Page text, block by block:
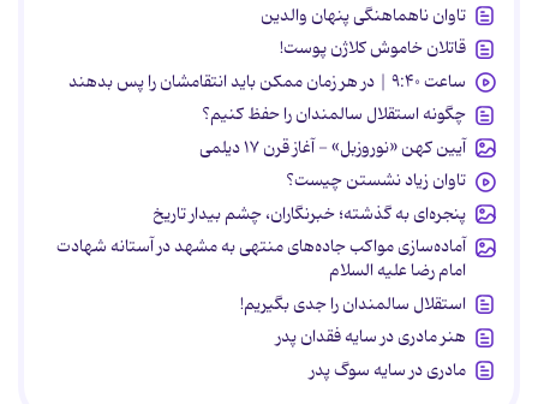
تاوان ناهماهنگی پنهان والدین
قاتلان خاموش کلاژن پوست!
ساعت ۹:۴۰ | در هر زمان ممکن باید انتقامشان را پس بدهند
چگونه استقلال سالمندان را حفظ کنیم؟
آیین کهن «نوروزبل» - آغاز قرن ۱۷ دیلمی
تاوان زیاد نشستن چیست؟
پنجره‌ای به گذشته؛ خبرنگاران، چشم بیدار تاریخ
آماده‌سازی مواکب جاده‌های منتهی به مشهد در آستانه شهادت
امام رضا علیه السلام
استقلال سالمندان را جدی بگیریم!
هنر مادری در سایه‌ فقدان پدر
مادری در سایه سوگ پدر